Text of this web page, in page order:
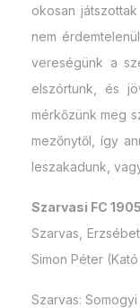
okosan
nem
vereségünk a
elszórtunk, és
mérkőzünk meg
mezőnytől, így
leszakadunk,
Szarvasi FC
Szarvas,
Simon Péter
Szarvas: Somogyi